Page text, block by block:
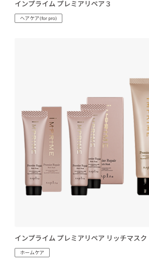
インプライム プレミアリペア３
ヘアケア(for pro)
インプライム プレミアリペア リッチマスク
ホームケア